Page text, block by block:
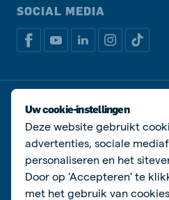
SOCIAL MEDIA
Privacy disclaimer
Algemene voorwaarden
© De Heus Voeders
Uw cookie-instellingen
Deze website gebruikt
advertenties, sociale
personaliseren en het
Door op 'Accepteren' te
met het gebruik van